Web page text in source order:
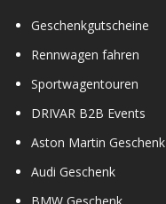
Geschenkgutscheine
Rennwagen fahren
Sportwagentouren
DRIVAR B2B Events
Aston Martin Geschenk
Audi Geschenk